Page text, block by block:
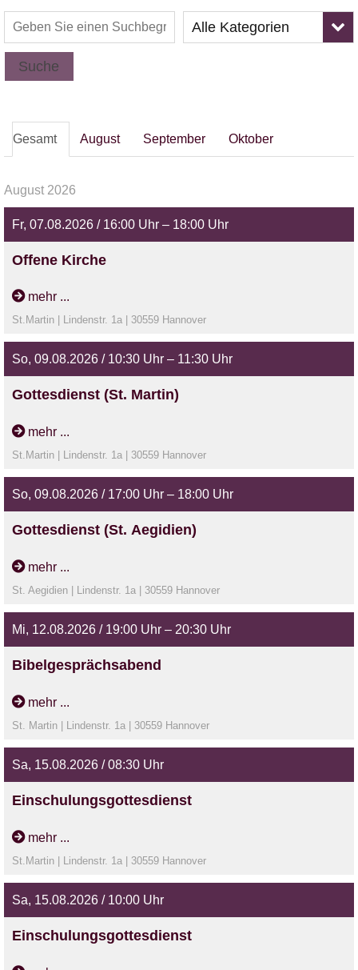
Alle Kategorien
Suche
Gesamt August September Oktober
August 2026
Fr, 07.08.2026 / 16:00 Uhr – 18:00 Uhr
Offene Kirche
Veranstaltung
mehr ...
St.Martin | Lindenstr. 1a | 30559 Hannover
So, 09.08.2026 / 10:30 Uhr – 11:30 Uhr
Gottesdienst (St. Martin)
mit Pastor Deutsch | Gottesdienst mit Abendmahl anschl.
Möglichkeit z. pers. Gebet
mehr ...
St.Martin | Lindenstr. 1a | 30559 Hannover
So, 09.08.2026 / 17:00 Uhr – 18:00 Uhr
Gottesdienst (St. Aegidien)
mit Lektorin Dr. Günzel-Apel
mehr ...
St. Aegidien | Lindenstr. 1a | 30559 Hannover
Mi, 12.08.2026 / 19:00 Uhr – 20:30 Uhr
Bibelgesprächsabend
Wir nehmen uns Zeit, anhand eines Bibeltextes auf Gottes
reden zu hören. Dr. Günzel-Apel
mehr ...
St. Martin | Lindenstr. 1a | 30559 Hannover
Sa, 15.08.2026 / 08:30 Uhr
Einschulungsgottesdienst
mehr ...
St.Martin | Lindenstr. 1a | 30559 Hannover
Sa, 15.08.2026 / 10:00 Uhr
Einschulungsgottesdienst